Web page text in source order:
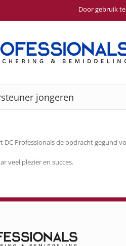
Door gebruik
jongeren
DC Professionals de opdracht gegund
veel plezier en succes.